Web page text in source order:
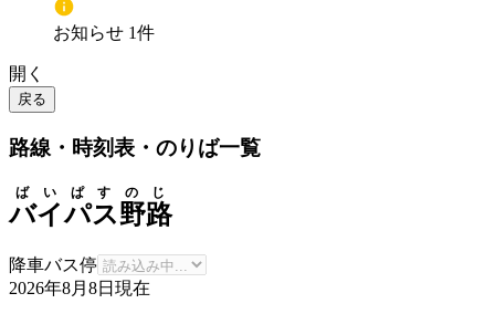
お知らせ 1件
開く
戻る
路線・時刻表・のりば一覧
バイパス野路
ばいぱすのじ
降車バス停
2026年8月8日 現在